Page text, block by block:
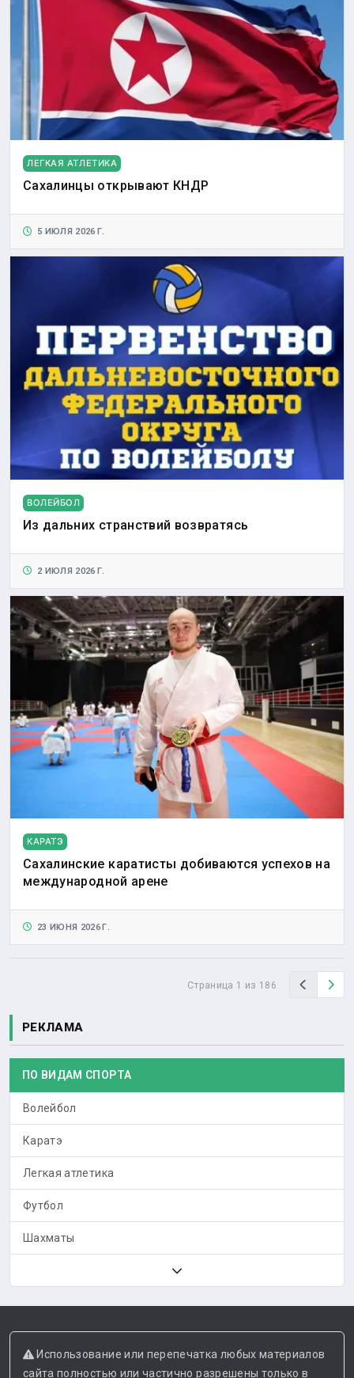
ЛЕГКАЯ АТЛЕТИКА
Сахалинцы открывают КНДР
5 ИЮЛЯ 2026 Г.
ВОЛЕЙБОЛ
Из дальних странствий возвратясь
2 ИЮЛЯ 2026 Г.
КАРАТЭ
Сахалинские каратисты добиваются успехов на
международной арене
23 ИЮНЯ 2026 Г.
Страница 1 из 186 Назад
РЕКЛАМА
ПО ВИДАМ СПОРТА
Волейбол
Каратэ
Легкая атлетика
Футбол
Шахматы
Использование или перепечатка любых материалов
сайта полностью или частично разрешены только в